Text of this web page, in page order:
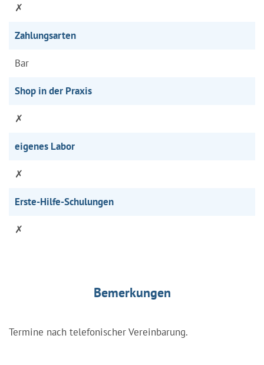
✗
Zahlungsarten
Bar
Shop in der Praxis
✗
eigenes Labor
✗
Erste-Hilfe-Schulungen
✗
Bemerkungen
Termine nach telefonischer Vereinbarung.